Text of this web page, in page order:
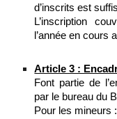
d’inscrits est
L’inscription
l’année en cours
Article 3 :
Font partie de
par le bureau du
Pour les mineurs :